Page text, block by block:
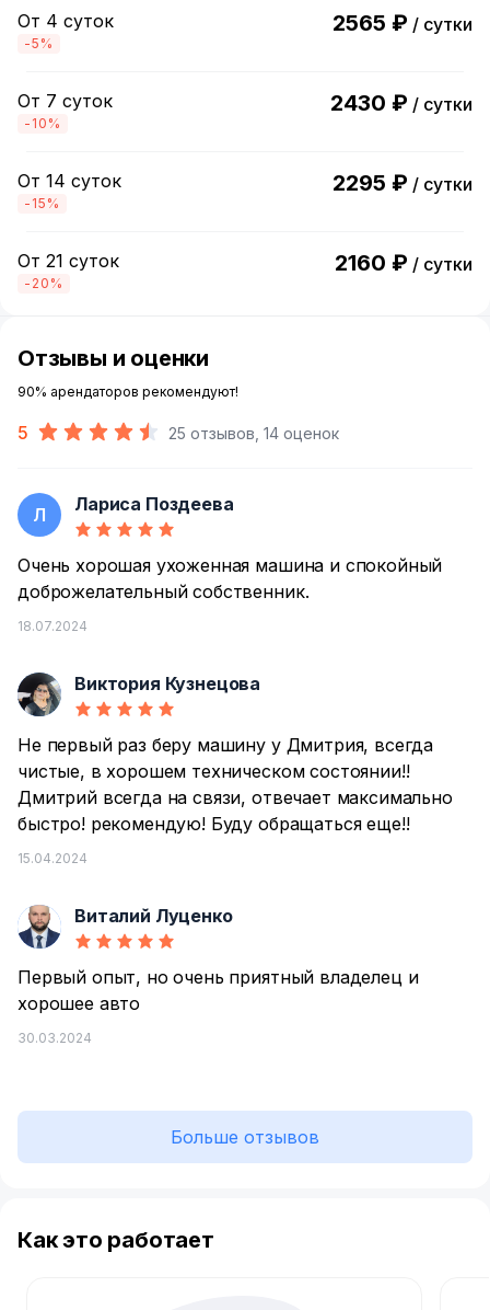
От 4 суток
-5%
2565 ₽ / сутки
От 7 суток
-10%
2430 ₽ / сутки
От 14 суток
-15%
2295 ₽ / сутки
От 21 суток
-20%
2160 ₽ / сутки
Отзывы и оценки
90% арендаторов рекомендуют!
5 25 отзывов, 14 оценок
Л Лариса Поздеева
Очень хорошая ухоженная машина и спокойный
доброжелательный собственник.
18.07.2024
В Виктория Кузнецова
Не первый раз беру машину у Дмитрия, всегда
чистые, в хорошем техническом состоянии!!
Дмитрий всегда на связи, отвечает максимально
быстро! рекомендую! Буду обращаться еще!!
15.04.2024
В Виталий Луценко
Первый опыт, но очень приятный владелец и
хорошее авто
30.03.2024
Больше отзывов
Как это работает